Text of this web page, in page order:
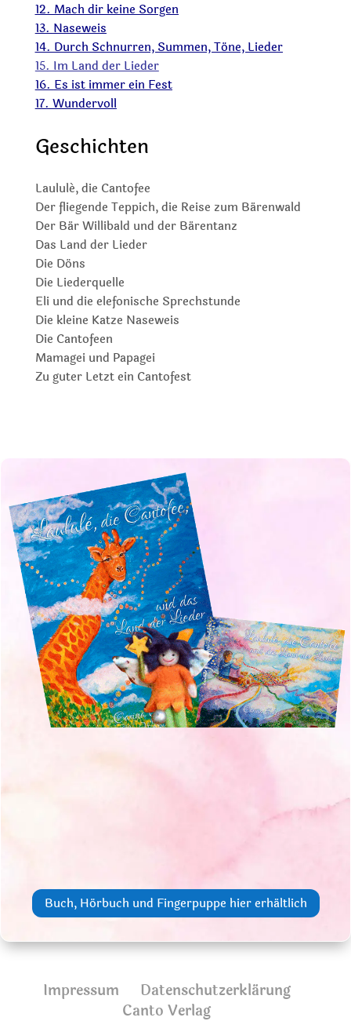
12. Mach dir keine Sorgen
13.Naseweis
14. Durch Schnurren, Summen, Töne, Lieder
15. Im Land der Lieder
16.Es ist immer ein Fest
17. Wundervoll
Geschichten
Laululé, die Cantofee
Der fliegende Teppich, die Reise zum Bärenwald
Der Bär Willibald und der Bärentanz
Das Land der Lieder
Die Döns
Die Liederquelle
Eli und die elefonische Sprechstunde
Die kleine Katze Naseweis
Die Cantofeen
Mamagei und Papagei
Zu guter Letzt ein Cantofest
Buch, Hörbuch und Fingerpuppe hier erhältlich
Impressum
Datenschutzerklärung
Canto Verlag